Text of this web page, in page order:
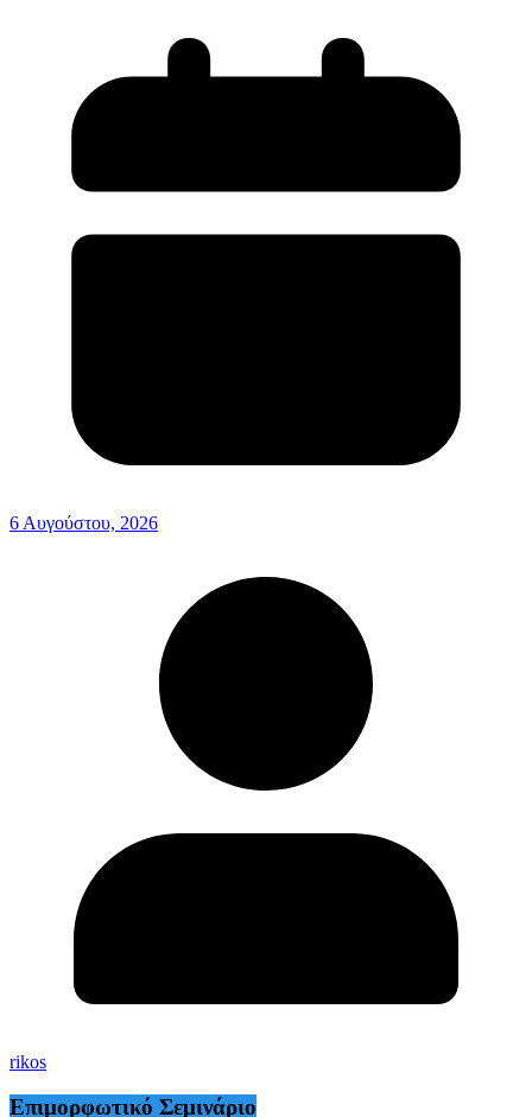
6 Αυγούστου, 2026
rikos
Επιμορφωτικό Σεμινάριο